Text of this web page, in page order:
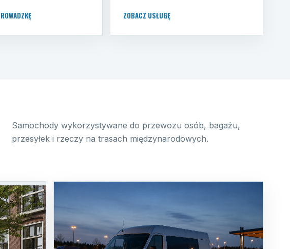
ZOBACZ USŁUGĘ
Samochody wykorzystywane do przewozu osób, bagażu,
przesyłek i rzeczy na trasach międzynarodowych.